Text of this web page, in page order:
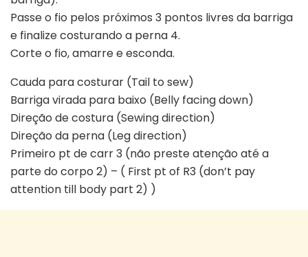
Passe o fio pelos próximos 3 pontos livres da barriga
e finalize costurando a perna 4.
Corte o fio, amarre e esconda.
Cauda para costurar (Tail to sew)
Barriga virada para baixo (Belly facing down)
Direção de costura (Sewing direction)
Direção da perna (Leg direction)
Primeiro pt de carr 3 (não preste atenção até a
parte do corpo 2) – ( First pt of R3 (don’t pay
attention till body part 2) )